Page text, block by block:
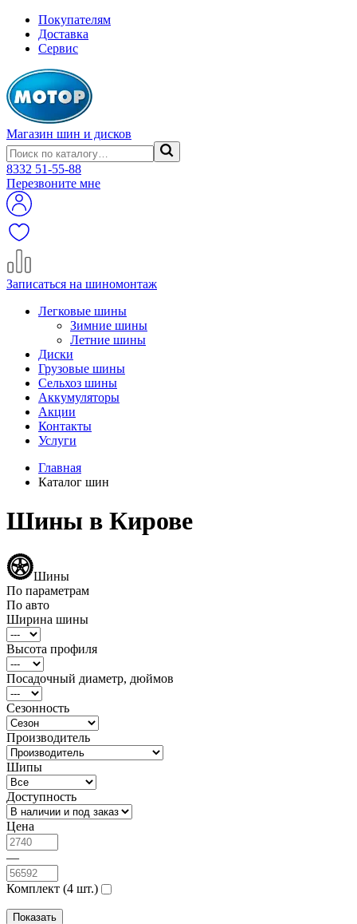
Покупателям
Доставка
Сервис
Магазин шин и дисков
8332 51-55-88
Перезвоните мне
Записаться на шиномонтаж
Легковые шины
Зимние шины
Летние шины
Диски
Грузовые шины
Сельхоз шины
Аккумуляторы
Акции
Контакты
Услуги
Главная
Каталог шин
Шины в Кирове
Шины
По параметрам
По авто
Ширина шины
Высота профиля
Посадочный диаметр, дюймов
Сезонность
Производитель
Шипы
Доступность
Цена
—
Комплект (4 шт.)